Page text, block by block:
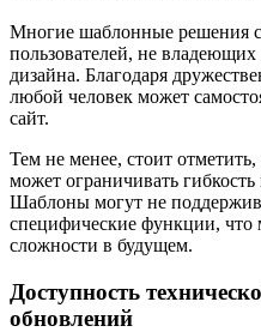
Многие шаблонные решения
пользователей, не
дизайна. Благодаря
любой человек может
сайт.
Тем не менее, стоит
может ограничивать
Шаблоны могут не
специфические функции, что
сложности в будущем.
Доступность
обновлений